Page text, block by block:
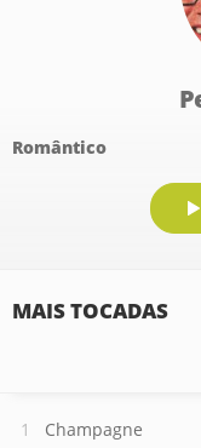
Romântico
MAIS TOCADAS
Champagne